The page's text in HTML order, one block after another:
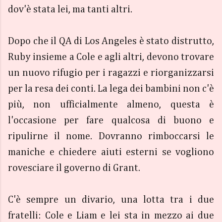
dov'è stata lei, ma tanti altri.
Dopo che il QA di Los Angeles è stato distrutto,
Ruby insieme a Cole e agli altri, devono trovare
un nuovo rifugio per i ragazzi e riorganizzarsi
per la resa dei conti. La lega dei bambini non c'è
più, non ufficialmente almeno, questa è
l'occasione per fare qualcosa di buono e
ripulirne il nome. Dovranno rimboccarsi le
maniche e chiedere aiuti esterni se vogliono
rovesciare il governo di Grant.
C'è sempre un divario, una lotta tra i due
fratelli: Cole e Liam e lei sta in mezzo ai due